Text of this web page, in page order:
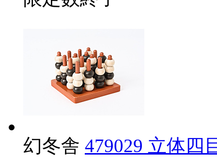
幻冬舎 479029 立体四